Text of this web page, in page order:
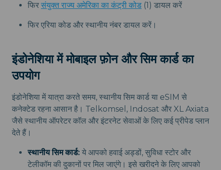
फिर संयुक्त राज्य अमेरिका का कंट्री कोड (1) डायल करें
फिर एरिया कोड और स्थानीय नंबर डायल करें।
इंडोनेशिया में मोबाइल फ़ोन और सिम कार्ड का
उपयोग
इंडोनेशिया में यात्रा करते समय, स्थानीय सिम कार्ड या eSIM से
कनेक्टेड रहना आसान है। Telkomsel, Indosat और XL Axiata
जैसे स्थानीय ऑपरेटर कॉल और इंटरनेट सेवाओं के लिए कई प्रीपेड प्लान
देते हैं।
स्थानीय सिम कार्ड: ये आपको हवाई अड्डों, सुविधा स्टोर और
टेलीकॉम की दुकानों पर मिल जाएंगे। इसे खरीदने के लिए आपको